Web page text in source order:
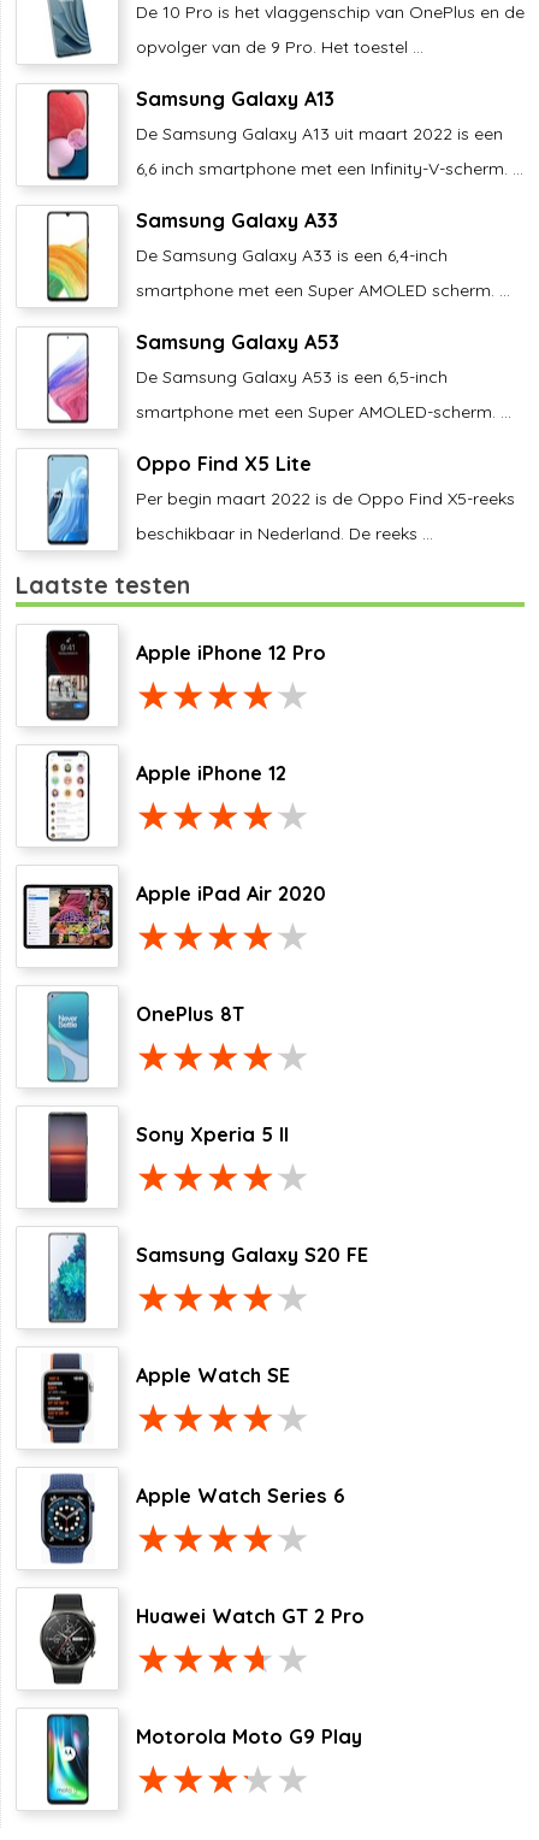
De 10 Pro is het vlaggenschip van OnePlus en de
opvolger van de 9 Pro. Het toestel ...
Samsung Galaxy A13
De Samsung Galaxy A13 uit maart 2022 is een
6,6 inch smartphone met een Infinity-V-scherm. ...
Samsung Galaxy A33
De Samsung Galaxy A33 is een 6,4-inch
smartphone met een Super AMOLED scherm. ...
Samsung Galaxy A53
De Samsung Galaxy A53 is een 6,5-inch
smartphone met een Super AMOLED-scherm. ...
Oppo Find X5 Lite
Per begin maart 2022 is de Oppo Find X5-reeks
beschikbaar in Nederland. De reeks ...
Laatste testen
Apple iPhone 12 Pro
Apple iPhone 12
Apple iPad Air 2020
OnePlus 8T
Sony Xperia 5 II
Samsung Galaxy S20 FE
Apple Watch SE
Apple Watch Series 6
Huawei Watch GT 2 Pro
Motorola Moto G9 Play